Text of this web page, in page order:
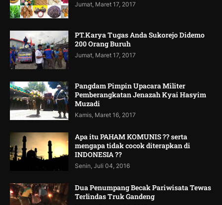
Jumat, Maret 17, 2017
PT.Karya Tugas Anda Sukorejo Didemo
200 Orang Buruh
Jumat, Maret 17, 2017
Pangdam Pimpin Upacara Militer
Pemberangkatan Jenazah Kyai Hasyim
Muzadi
Kamis, Maret 16, 2017
Apa itu PAHAM KOMUNIS ?? serta
mengapa tidak cocok diterapkan di
INDONESIA ??
Senin, Juli 04, 2016
Dua Penumpang Becak Pariwisata Tewas
Terlindas Truk Gandeng